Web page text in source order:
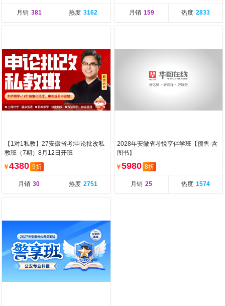
月销 381 热度 3162 月销 159 热度 2833
【1对1私教】27安徽省考:申论批改私
教班（7期）8月12日开班
￥4380 9折
月销 30 热度 2751
2028年安徽省考悦享伴学班【预售·含
图书】
￥5980 8折
月销 25 热度 1574